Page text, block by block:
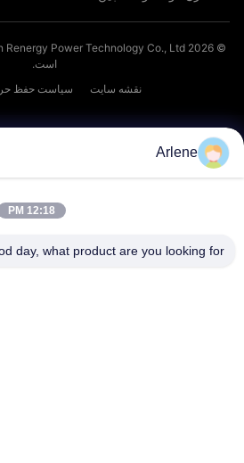
نقشه سایت
سیاست حفظ حریم
Arlene
12:18 PM
Good day, what product are you looking